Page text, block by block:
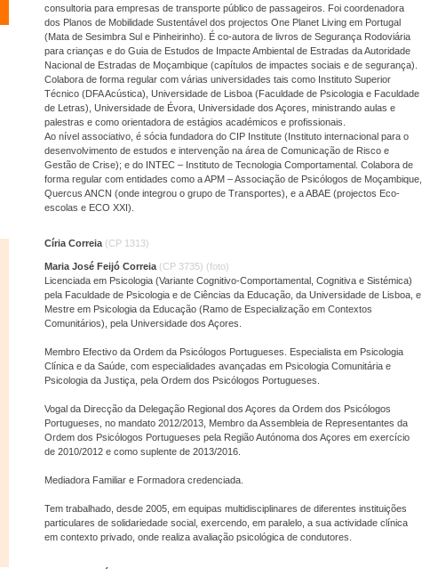
consultoria para empresas de transporte público de passageiros. Foi coordenadora
dos Planos de Mobilidade Sustentável dos projectos One Planet Living em Portugal
(Mata de Sesimbra Sul e Pinheirinho). É co-autora de livros de Segurança Rodoviária
para crianças e do Guia de Estudos de Impacte Ambiental de Estradas da Autoridade
Nacional de Estradas de Moçambique (capítulos de impactes sociais e de segurança).
Colabora de forma regular com várias universidades tais como Instituto Superior
Técnico (DFA Acústica), Universidade de Lisboa (Faculdade de Psicologia e Faculdade
de Letras), Universidade de Évora, Universidade dos Açores, ministrando aulas e
palestras e como orientadora de estágios académicos e profissionais.
Ao nível associativo, é sócia fundadora do CIP Institute (Instituto internacional para o
desenvolvimento de estudos e intervenção na área de Comunicação de Risco e
Gestão de Crise); e do INTEC – Instituto de Tecnologia Comportamental. Colabora de
forma regular com entidades como a APM – Associação de Psicólogos de Moçambique,
Quercus ANCN (onde integrou o grupo de Transportes), e a ABAE (projectos Eco-
escolas e ECO XXI).
Círia Correia (CP 1313)
Maria José Feijó Correia (CP 3735) (foto)
Licenciada em Psicologia (Variante Cognitivo-Comportamental, Cognitiva e Sistémica)
pela Faculdade de Psicologia e de Ciências da Educação, da Universidade de Lisboa, e
Mestre em Psicologia da Educação (Ramo de Especialização em Contextos
Comunitários), pela Universidade dos Açores.
Membro Efectivo da Ordem da Psicólogos Portugueses. Especialista em Psicologia
Clínica e da Saúde, com especialidades avançadas em Psicologia Comunitária e
Psicologia da Justiça, pela Ordem dos Psicólogos Portugueses.
Vogal da Direcção da Delegação Regional dos Açores da Ordem dos Psicólogos
Portugueses, no mandato 2012/2013, Membro da Assembleia de Representantes da
Ordem dos Psicólogos Portugueses pela Região Autónoma dos Açores em exercício
de 2010/2012 e como suplente de 2013/2016.
Mediadora Familiar e Formadora credenciada.
Tem trabalhado, desde 2005, em equipas multidisciplinares de diferentes instituições
particulares de solidariedade social, exercendo, em paralelo, a sua actividade clínica
em contexto privado, onde realiza avaliação psicológica de condutores.